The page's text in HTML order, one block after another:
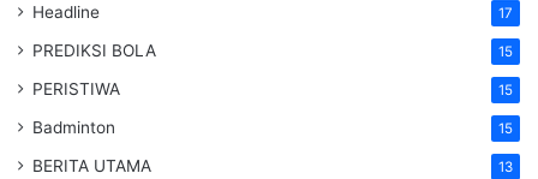
Headline 17
PREDIKSI BOLA 15
PERISTIWA 15
Badminton 15
BERITA UTAMA 13